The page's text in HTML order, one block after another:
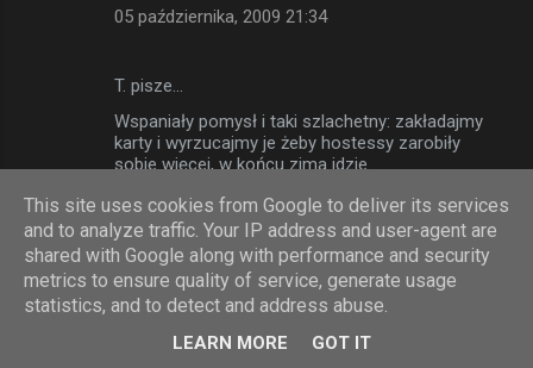
05 października, 2009 21:34
T. pisze…
Wspaniały pomysł i taki szlachetny: zakładajmy
karty i wyrzucajmy je żeby hostessy zarobiły
sobie więcej, w końcu zima idzie.
06 października, 2009 16:37
Anonimowy pisze…
Ja wyrobiłem sobie Clubkartę właśnie po
faktycznie przelicznik był 1% poza tym było
This site uses cookies from Google to deliver its services
and to analyze traffic. Your IP address and user-agent are
shared with Google along with performance and security
metrics to ensure quality of service, generate usage
statistics, and to detect and address abuse.
LEARN MORE GOT IT